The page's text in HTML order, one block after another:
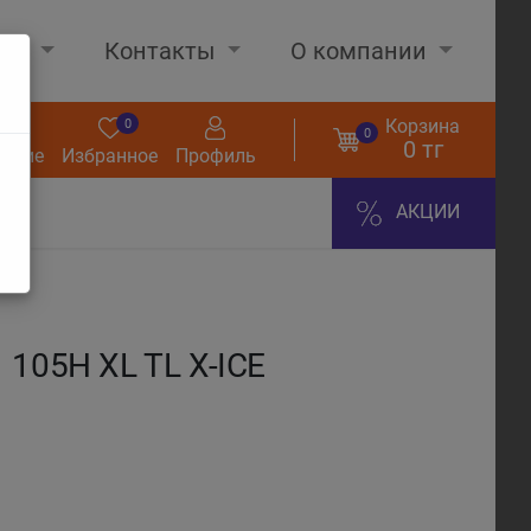
Контакты О компании
Избранное
0
Профиль
0 Корзина
0 тг
АКЦИИ
XL TL X-ICE